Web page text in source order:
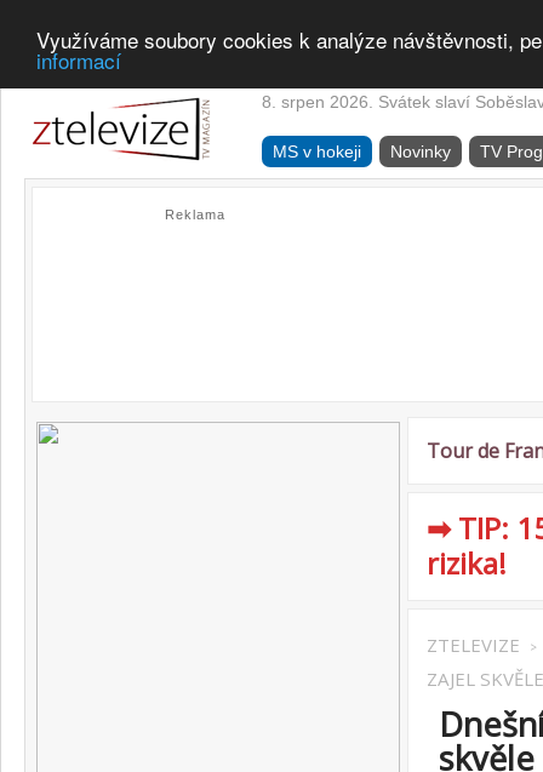
Využíváme soubory cookies k analýze návštěvnosti,
informací
8. srpen 2026. Svátek slaví
MS v hokeji Novinky TV
Reklama
Tour de
➡ TIP:
rizika!
ZTELEVIZE >
ZAJEL